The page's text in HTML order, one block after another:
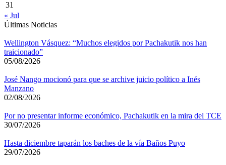
31
« Jul
Últimas Noticias
Wellington Vásquez: “Muchos elegidos por Pachakutik nos han
traicionado”
05/08/2026
José Nango mocionó para que se archive juicio político a Inés
Manzano
02/08/2026
Por no presentar informe económico, Pachakutik en la mira del TCE
30/07/2026
Hasta diciembre taparán los baches de la vía Baños Puyo
29/07/2026